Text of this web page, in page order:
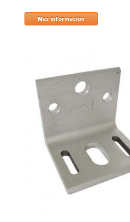
Mas informacion